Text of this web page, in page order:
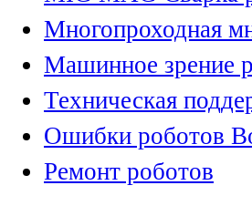
Многопроходная
Машинное зрение
Техническая
Ошибки роботов
Ремонт роботов